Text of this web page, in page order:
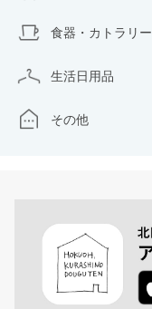
食器・カトラリー
生活日用品
その他